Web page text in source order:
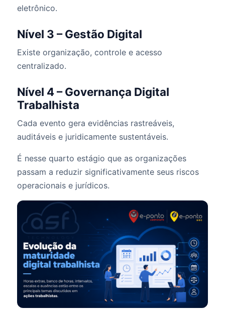
eletrônico.
Nível 3 – Gestão Digital
Existe organização, controle e acesso
centralizado.
Nível 4 – Governança Digital
Trabalhista
Cada evento gera evidências rastreáveis,
auditáveis e juridicamente sustentáveis.
É nesse quarto estágio que as organizações
passam a reduzir significativamente seus riscos
operacionais e jurídicos.